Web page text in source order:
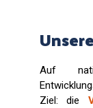
Auf
Ziel: die